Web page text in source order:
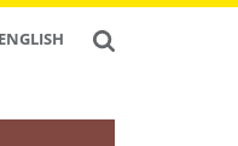
ENGLISH